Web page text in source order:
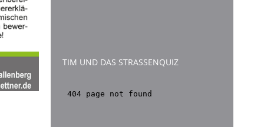
TIM UND DAS STRASSENQUIZ